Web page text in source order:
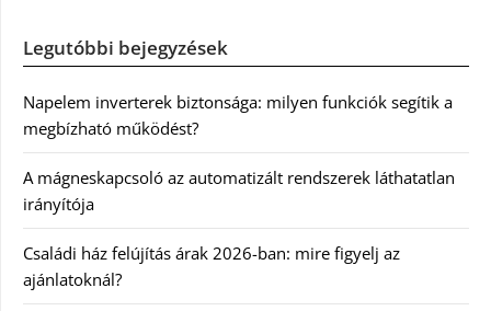
Legutóbbi bejegyzések
Napelem inverterek biztonsága: milyen funkciók segítik a
megbízható működést?
A mágneskapcsoló az automatizált rendszerek láthatatlan
irányítója
Családi ház felújítás árak 2026-ban: mire figyelj az
ajánlatoknál?